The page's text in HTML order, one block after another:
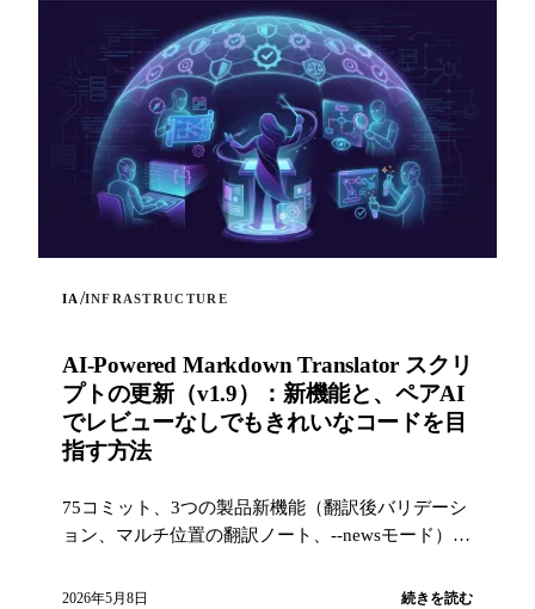
IA /INFRASTRUCTURE
AI-Powered Markdown Translator スクリ
プトの更新（v1.9）：新機能と、ペアAI
でレビューなしでもきれいなコードを目
指す方法
75コミット、3つの製品新機能（翻訳後バリデーシ
ョン、マルチ位置の翻訳ノート、--newsモード）
のテスト、AI支援PRレビュー）で、プロジェクト
2026年5月8日 続きを読む